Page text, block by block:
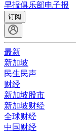
早报俱乐部电子报
订阅
最新
新加坡
民生民声
财经
新加坡股市
新加坡财经
全球财经
中国财经